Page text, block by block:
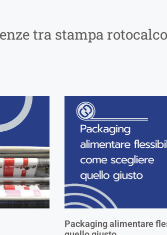
tra stampa
Packaging alimentare